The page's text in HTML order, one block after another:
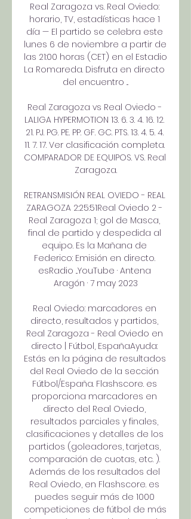
Real Zaragoza vs. Real Oviedo:
horario, TV, estadísticas hace 1
día — El partido se celebra este
lunes 6 de noviembre a partir de
las 21:00 horas (CET) en el Estadio
La Romareda. Disfruta en directo
del encuentro ...
Real Zaragoza vs Real Oviedo -
LALIGA HYPERMOTION 13. 6. 3. 4. 16. 12.
21. PJ. PG. PE. PP. GF. GC. PTS. 13. 4. 5. 4.
11. 7. 17. Ver clasificación completa.
COMPARADOR DE EQUIPOS. VS. Real
Zaragoza.
RETRANSMISIÓN REAL OVIEDO - REAL
ZARAGOZA 2:25:51Real Oviedo 2 -
Real Zaragoza 1; gol de Masca,
final de partido y despedida al
equipo. Es la Mañana de
Federico: Emisión en directo.
esRadio ...YouTube · Antena
Aragón · 7 may 2023
Real Oviedo: marcadores en
directo, resultados y partidos,
Real Zaragoza - Real Oviedo en
directo | Fútbol, EspañaAyuda:
Estás en la página de resultados
del Real Oviedo de la sección
Fútbol/España. Flashscore. es
proporciona marcadores en
directo del Real Oviedo,
resultados parciales y finales,
clasificaciones y detalles de los
partidos (goleadores, tarjetas,
comparación de cuotas, etc. ).
Además de los resultados del
Real Oviedo, en Flashscore. es
puedes seguir más de 1000
competiciones de fútbol de más